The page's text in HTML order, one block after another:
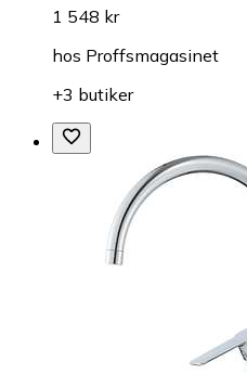
1 548 kr
hos Proffsmagasinet
+3 butiker